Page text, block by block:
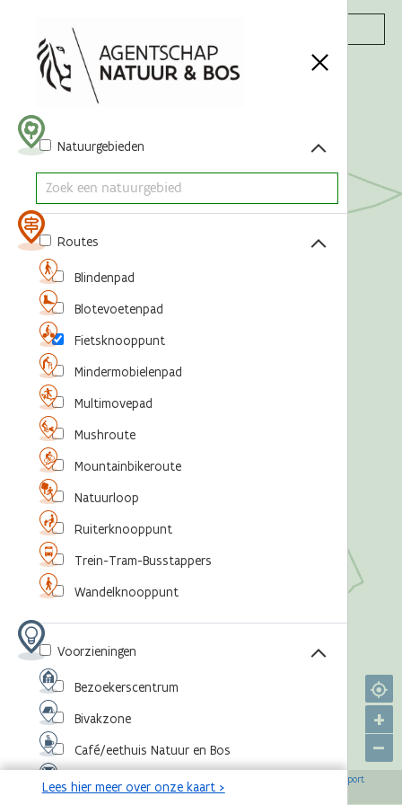
Acties
+
–
OpenStreetMap-bijdragers Agentschap voor Natuur en Bos
Sport
Vlaanderen,©Toerisme Vlaanderen
Natuurgebieden
Routes
Blindenpad
Blotevoetenpad
Fietsknooppunt
Mindermobielenpad
Multimovepad
Mushroute
Mountainbikeroute
Natuurloop
Ruiterknooppunt
Trein-Tram-Busstappers
Wandelknooppunt
Voorzieningen
Bezoekerscentrum
Bivakzone
Café/eethuis Natuur en Bos
Eventlocatie
Lees hier meer over onze kaart >